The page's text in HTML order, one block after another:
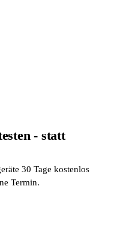
- statt
30 Tage kostenlos
Termin.